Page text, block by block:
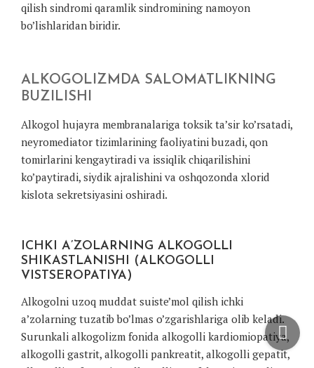
qilish sindromi qaramlik sindromining namoyon
bo’lishlaridan biridir.
ALKOGOLIZMDA SALOMATLIKNING
BUZILISHI
Alkogol hujayra membranalariga toksik ta’sir ko’rsatadi,
neyromediator tizimlarining faoliyatini buzadi, qon
tomirlarini kengaytiradi va issiqlik chiqarilishini
ko’paytiradi, siydik ajralishini va oshqozonda xlorid
kislota sekretsiyasini oshiradi.
ICHKI A’ZOLARNING ALKOGOLLI
SHIKASTLANISHI (ALKOGOLLI
VISTSEROPATIYA)
Alkogolni uzoq muddat suiste’mol qilish ichki
a’zolarning tuzatib bo’lmas o’zgarishlariga olib keladi.
Surunkali alkogolizm fonida alkogolli kardiomiopatiya,
alkogolli gastrit, alkogolli pankreatit, alkogolli gepatit,